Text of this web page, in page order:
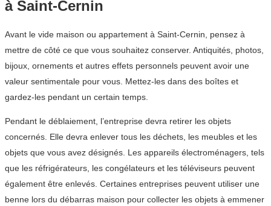
à Saint-Cernin
Avant le vide maison ou appartement à Saint-Cernin, pensez à
mettre de côté ce que vous souhaitez conserver. Antiquités, photos,
bijoux, ornements et autres effets personnels peuvent avoir une
valeur sentimentale pour vous. Mettez-les dans des boîtes et
gardez-les pendant un certain temps.
Pendant le déblaiement, l’entreprise devra retirer les objets
concernés. Elle devra enlever tous les déchets, les meubles et les
objets que vous avez désignés. Les appareils électroménagers, tels
que les réfrigérateurs, les congélateurs et les téléviseurs peuvent
également être enlevés. Certaines entreprises peuvent utiliser une
benne lors du débarras maison pour collecter les objets à emmener